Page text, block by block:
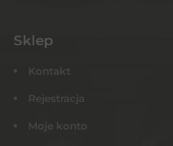
Sklep
Kontakt
Rejestracja
Moje konto